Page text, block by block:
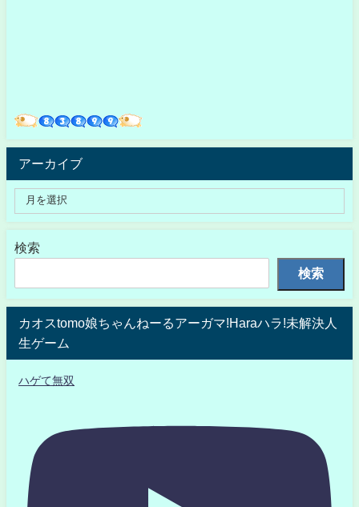
アーカイブ
検索
検索
カオスtomo娘ちゃんねーるアーガマ!Haraハラ!未解決人
生ゲーム
ハゲて無双